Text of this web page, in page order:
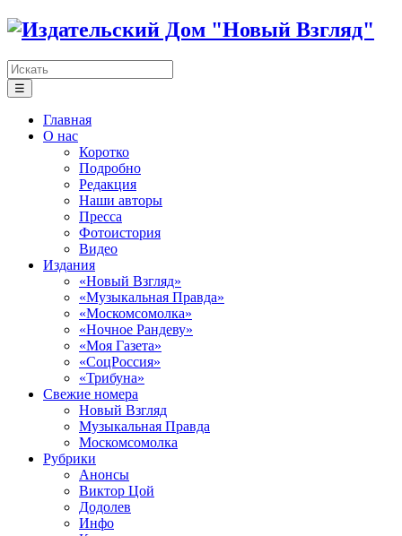
☰
Главная
О нас
Коротко
Подробно
Редакция
Наши авторы
Пресса
Фотоистория
Видео
Издания
«Новый Взгляд»
«Музыкальная Правда»
«Москомсомолка»
«Ночное Рандеву»
«Моя Газета»
«СоцРоссия»
«Трибуна»
Свежие номера
Новый Взгляд
Музыкальная Правда
Москомсомолка
Рубрики
Анонсы
Виктор Цой
Додолев
Инфо